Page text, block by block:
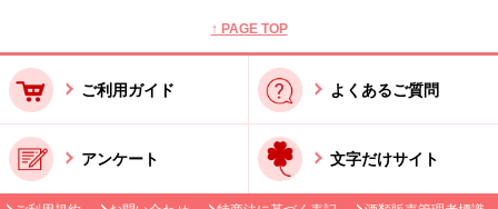
↑ PAGE TOP
ご利用ガイド よくあるご質問
アンケート 文字だけサイト